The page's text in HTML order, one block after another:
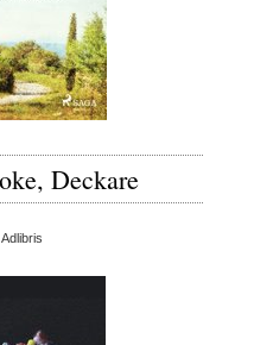
Deckare